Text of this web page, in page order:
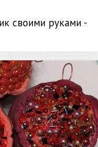
своими руками -